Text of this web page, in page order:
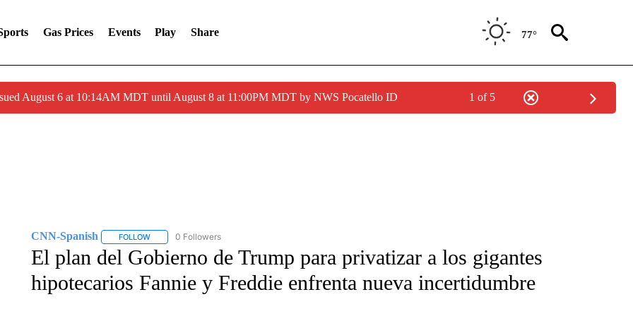
Gas Prices Events Play Share 77°
August 6 at 10:14AM MDT until August 8 at 11:00PM MDT by NWS Pocatello ID 1 of 5
CNN-Spanish FOLLOWFOLLOW "CNN-SPANISH" TO RECEIVE NOTIFICATIONS ABOUT NEW PAGES ON "CNN-SPANISH".
0 Followers
El plan del Gobierno de Trump para privatizar a los gigantes
hipotecarios Fannie y Freddie enfrenta nueva incertidumbre